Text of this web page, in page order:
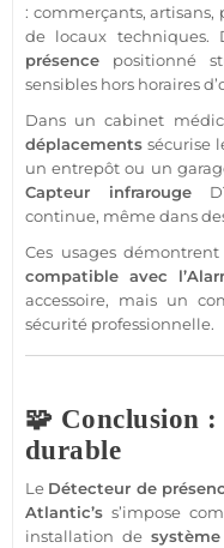
: commerçants, artisans,
de locaux techniques.
présence positionné
sensibles hors horaires
Dans uncabinet
déplacements sécurise
un entrepôt ou un
Capteur infrarouge
continue, même dans
Ces usages
compatible avec l’
accessoire, mais un
sécurité professionnelle.
🧩 Conclusion
durable
Le Détecteur de
Atlantic’s s’impose
installation de système